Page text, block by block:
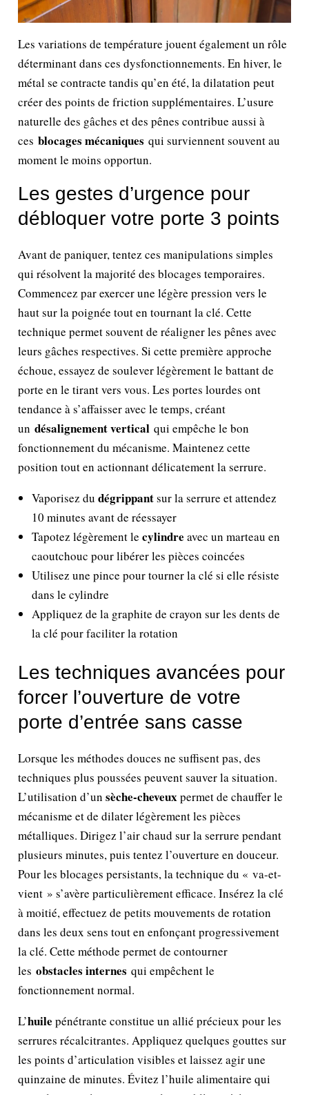
Les variations de température jouent également un rôle
déterminant dans ces dysfonctionnements. En hiver, le
métal se contracte tandis qu’en été, la dilatation peut
créer des points de friction supplémentaires. L’usure
naturelle des gâches et des pênes contribue aussi à
cesblocages mécaniques qui surviennent souvent au
moment le moins opportun.
Les gestes d’urgence pour
débloquer votre porte 3 points
Avant de paniquer, tentez ces manipulations simples
qui résolvent la majorité des blocages temporaires.
Commencez par exercer une légère pression vers le
haut sur la poignée tout en tournant la clé. Cette
technique permet souvent de réaligner les pênes avec
leurs gâches respectives. Si cette première approche
échoue, essayez de soulever légèrement le battant de
porte en le tirant vers vous. Les portes lourdes ont
tendance à s’affaisser avec le temps, créant
undésalignement vertical qui empêche le bon
fonctionnement du mécanisme. Maintenez cette
position tout en actionnant délicatement la serrure.
Vaporisez dudégrippantsur la serrure et attendez
10 minutes avant de réessayer
Tapotez légèrement lecylindre avec un marteau en
caoutchouc pour libérer les pièces coincées
Utilisez une pince pour tourner la clé si elle résiste
dans le cylindre
Appliquez de la graphite de crayon sur les dents de
la clé pour faciliter la rotation
Les techniques avancées pour
forcer l’ouverture de votre
porte d’entrée sans casse
Lorsque les méthodes douces ne suffisent pas, des
techniques plus poussées peuvent sauver la situation.
L’utilisation d’unsèche-cheveuxpermet de chauffer le
mécanisme et de dilater légèrement les pièces
métalliques. Dirigez l’air chaud sur la serrure pendant
plusieurs minutes, puis tentez l’ouverture en douceur.
Pour les blocages persistants, la technique du « va-et-
vient » s’avère particulièrement efficace. Insérez la clé
à moitié, effectuez de petits mouvements de rotation
dans les deux sens tout en enfonçant progressivement
la clé. Cette méthode permet de contourner
lesobstacles internes qui empêchent le
fonctionnement normal.
L’huile pénétrante constitue un allié précieux pour les
serrures récalcitrantes. Appliquez quelques gouttes sur
les points d’articulation visibles et laissez agir une
quinzaine de minutes. Évitez l’huile alimentaire qui